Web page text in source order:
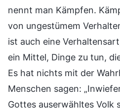
nennt man Kämpfen.
von ungestümem
ist auch eine
ein Mittel, Dinge zu tun,
Es hat nichts mit der
Menschen sagen:
Gottes auserwähltes Volk